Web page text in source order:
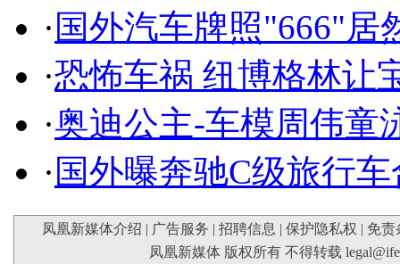
· 国外汽车牌照"666"居
·恐怖车祸 纽博格林让
·奥迪公主-车模周伟童
· 国外曝奔驰C级旅行
凤凰新媒体介绍 | 广告服务 | 招聘信息 | 保护隐私权 | 免责
凤凰新媒体 版权所有 不得转载